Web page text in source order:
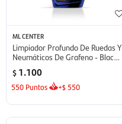
ML CENTER
Limpiador Profundo De Ruedas Y
Neumáticos De Grafeno - Black
$ 1.100
550 Puntos +$ 550